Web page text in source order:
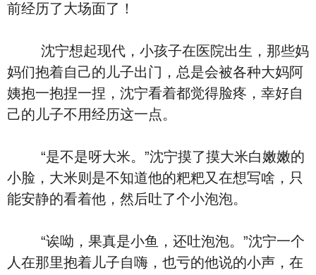
前经历了大场面了！
沈宁想起现代，小孩子在医院出生，那些妈
妈们抱着自己的儿子出门，总是会被各种大妈阿
姨抱一抱捏一捏，沈宁看着都觉得脸疼，幸好自
己的儿子不用经历这一点。
“是不是呀大米。”沈宁摸了摸大米白嫩嫩的
小脸，大米则是不知道他的粑粑又在想写啥，只
能安静的看着他，然后吐了个小泡泡。
“诶呦，果真是小鱼，还吐泡泡。”沈宁一个
人在那里抱着儿子自嗨，也亏的他说的小声，在